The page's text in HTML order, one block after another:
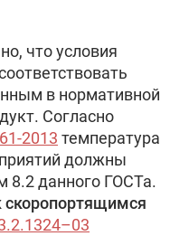
что условия
в нормативной
Согласно
2013 температура
должны
8.2 данного ГОСТа.
скоропортящимся